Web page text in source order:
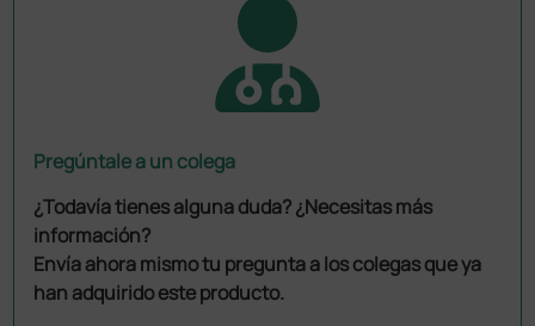
Pregúntale a un colega
¿Todavía tienes alguna duda? ¿Necesitas más
información?
Envía ahora mismo tu pregunta a los colegas que ya
han adquirido este producto.